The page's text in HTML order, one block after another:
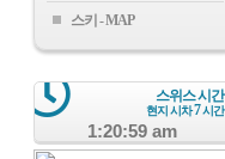
스키
스위스 시간
현지 시차7시간
1:20:59 am